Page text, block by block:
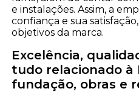
e instalações. Assim, a
confiança e sua
objetivos da marca.
Excelência,
tudo relacionado à
fundação, obras e